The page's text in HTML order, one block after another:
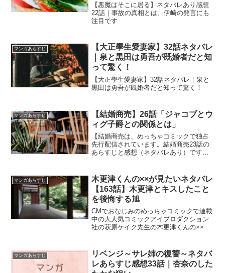
【悪魔はそこに居る】ネタバレあり感想
22話｜事故の真相とは、伊崎の発言にも
注目です
マンガあらすじ
【大正學生愛妻家】32話ネタバレ
｜泉と黒田は勇吾が既婚者だと知
って驚く！
【大正學生愛妻家】32話ネタバレ｜泉と
黒田は勇吾が既婚者だと知って驚く！
マンガあらすじ
【結婚商売】26話「ジャコブとウ
ィグ子爵との関係とは」
【結婚商売は、めっちゃコミックで独占
先行配信されています。結婚商売23話の
あらすじと感想（ネタバレあり）です。
ブとウィグ子爵との関係とは」
マンガあらすじ
木更津くんの××が見たいネタバレ
【163話】木更津とキスしたこと
を後悔する旭
CMでおなじみのめっちゃコミックで連載
中の大人気コミックアイプロダクション
社の萩原ケイク先生の木更津くんの××が
マンガあらすじ
リベンジ～サレ姉の復讐～ネタバ
レあらすじ感想33話｜杏奈のした